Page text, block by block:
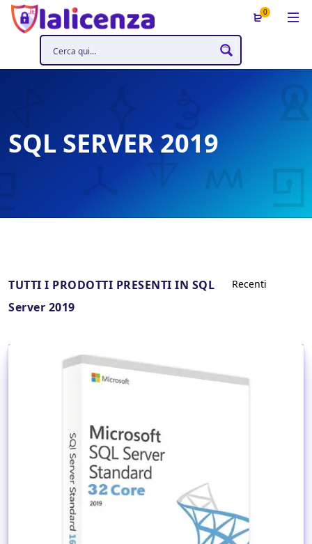
0
SQL SERVER 2019
TUTTI I PRODOTTI PRESENTI IN SQL
Server 2019
Dettagli